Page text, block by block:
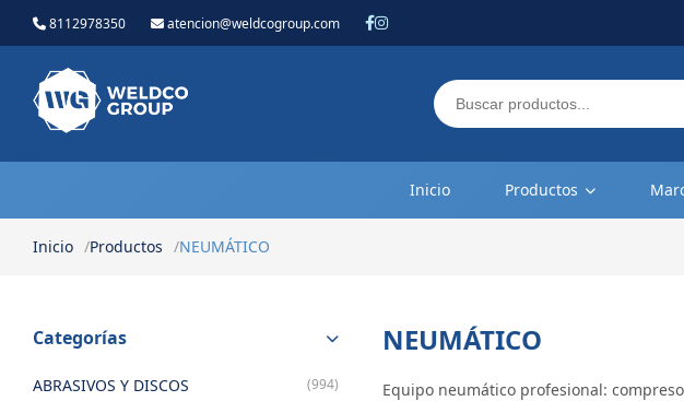
8112978350 atencion@weldcogroup.com
Inicio Productos
Inicio Productos NEUMÁTICO
Categorías
ABRASIVOS Y DISCOS (994)
NEUMÁTICO
Equipo neumático profesional: